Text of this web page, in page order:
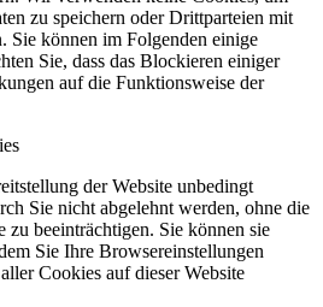
zu speichern oder Drittparteien mit
Sie können im Folgenden einige
Sie, dass das Blockieren einiger
auf die Funktionsweise der
der Website unbedingt
Sie nicht abgelehnt werden, ohne die
zu beeinträchtigen. Sie können sie
Sie Ihre Browsereinstellungen
Cookies auf dieser Website